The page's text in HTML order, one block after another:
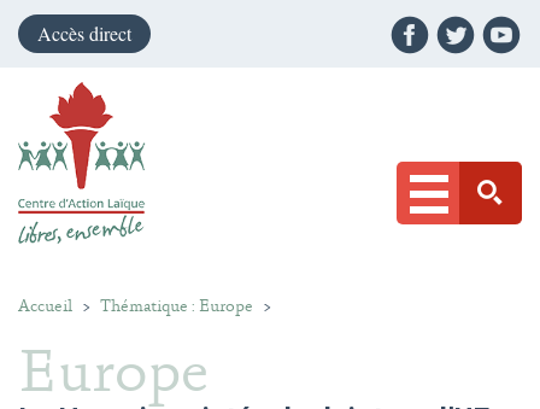
Accès direct
Accueil > Thématique : Europe >
Europe